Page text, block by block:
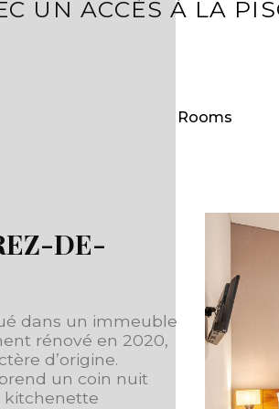
UN ACCÈS À LA
Rooms
DE-
dans un immeuble
rénové en 2020,
d’origine.
un coin nuit
kitchenette